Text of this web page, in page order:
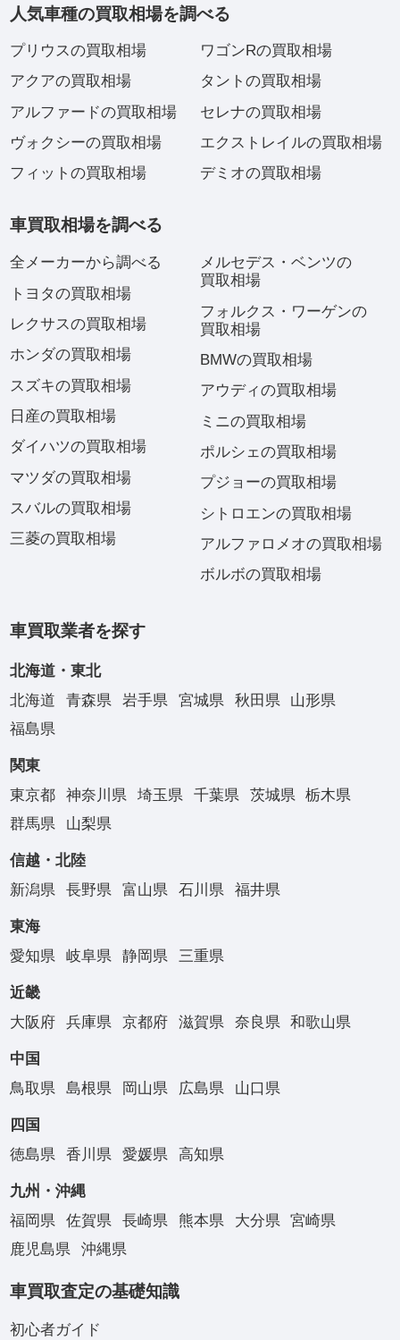
人気車種の買取相場を調べる
プリウスの買取相場
アクアの買取相場
アルファードの買取相場
ヴォクシーの買取相場
フィットの買取相場
ワゴンRの買取相場
タントの買取相場
セレナの買取相場
エクストレイルの買取相場
デミオの買取相場
車買取相場を調べる
全メーカーから調べる
トヨタの買取相場
レクサスの買取相場
ホンダの買取相場
スズキの買取相場
日産の買取相場
ダイハツの買取相場
マツダの買取相場
スバルの買取相場
三菱の買取相場
メルセデス・ベンツの
買取相場
フォルクス・ワーゲンの
買取相場
BMWの買取相場
アウディの買取相場
ミニの買取相場
ポルシェの買取相場
プジョーの買取相場
シトロエンの買取相場
アルファロメオの買取相場
ボルボの買取相場
車買取業者を探す
北海道・東北
北海道
青森県 岩手県 宮城県 秋田県
山形県
福島県
関東
東京都
神奈川県 埼玉県 千葉県 茨城県
栃木県
群馬県
山梨県
信越・北陸
新潟県
長野県 富山県 石川県 福井県
東海
愛知県
岐阜県 静岡県 三重県
近畿
大阪府
兵庫県 京都府 滋賀県 奈良県 和歌山県
中国
鳥取県
島根県 岡山県 広島県 山口県
四国
徳島県
香川県 愛媛県 高知県
九州・沖縄
福岡県
佐賀県 長崎県 熊本県 大分県
宮崎県
鹿児島県
沖縄県
車買取査定の基礎知識
初心者ガイド